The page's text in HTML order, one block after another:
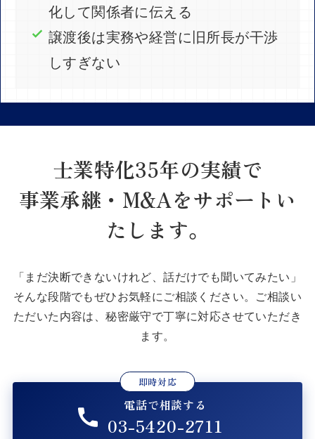
化して関係者に伝える
譲渡後は実務や経営に旧所長が干渉
しすぎない
士業特化35年の実績で
事業承継・M&Aをサポートい
たします。
「まだ決断できないけれど、話だけでも聞いてみたい」
そんな段階でもぜひお気軽にご相談ください。 ご相談い
ただいた内容は、秘密厳守で丁寧に対応させていただき
ます。
即時対応
電話で相談する
03-5420-2711